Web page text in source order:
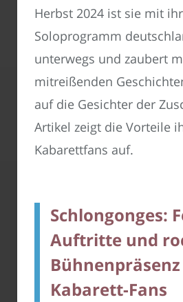
Herbst 2024 ist sie mit
Soloprogramm
unterwegs und zaubert
mitreißenden
auf die Gesichter der
Artikel zeigt die Vorteile
Kabarettfans auf.
Schlongonges:
Auftritte und
Kabarett-Fans